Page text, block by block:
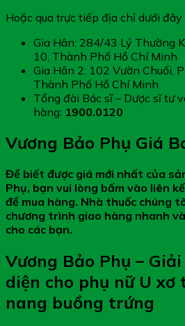
Hoặc qua trực tiếp địa chỉ dưới
Gia Hân: 284/43 Lý Thường
10, Thành Phố Hồ Chí Minh
Gia Hân 2: 102 Vườn Chuối,
Thành Phố Hồ Chí Minh
Tổng đài Bác sĩ – Dược sĩ tư
hàng: 1900.0120
Vương Bảo Phụ Giá
Để biết được giá mới nhất của
Phụ, bạn vui lòng bấm vào liên
để mua hàng. Nhà thuốc chúng
chương trình giao hàng nhanh
cho các bạn.
Vương Bảo Phụ –
diện cho phụ nữ U xơ
nang buồng trứng